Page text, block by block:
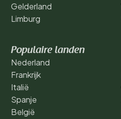
Gelderland
Limburg
Populaire landen
Nederland
Frankrijk
Italië
Spanje
België